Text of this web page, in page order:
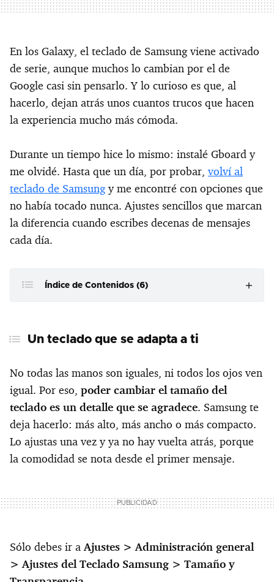
En los Galaxy, el teclado de Samsung viene activado
de serie, aunque muchos lo cambian por el de
Google casi sin pensarlo. Y lo curioso es que, al
hacerlo, dejan atrás unos cuantos trucos que hacen
la experiencia mucho más cómoda.
Durante un tiempo hice lo mismo: instalé Gboard y
me olvidé. Hasta que un día, por probar, volví al
teclado de Samsungy me encontré con opciones que
no había tocado nunca. Ajustes sencillos que marcan
la diferencia cuando escribes decenas de mensajes
cada día.
Índice de Contenidos (6)
Adiós a andar cambiando de pantalla
Escribir con un sólo dedo, sin esfuerzo
Un teclado con estilo propio
GIFs, stickers y hasta traducciones
Cambiar de idioma sin cambiar nada
Un teclado que se adapta a ti
No todas las manos son iguales, ni todos los ojos ven
igual. Por eso, poder cambiar el tamaño del
teclado es un detalle que se agradece. Samsung te
deja hacerlo: más alto, más ancho o más compacto.
Lo ajustas una vez y ya no hay vuelta atrás, porque
la comodidad se nota desde el primer mensaje.
Sólo debes ir aAjustes > Administración general
> Ajustes del Teclado Samsung > Tamaño y